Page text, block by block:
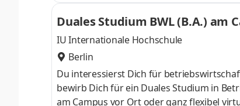
Studium ohne Numerus clausus oder
Duales Studium BWL (B.A.) am
IU Internationale Hochschule
Berlin
Du interessierst Dich für
bewirb Dich für ein Duales Studium in
am Campus vor Ort oder ganz flexibel